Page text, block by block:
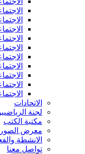
الاتحادات
لجنة
مكتبة الكتب
معرض الصور
الانشطة
تواصل معنا